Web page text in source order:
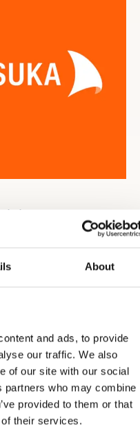
About
and ads, to provide
our traffic. We also
of our site with our social
partners who may combine
provided to them or that
their services.
Arendalsuka